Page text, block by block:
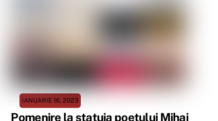
IANUARIE 16, 2023
Pomenire la statuia poetului Mihai